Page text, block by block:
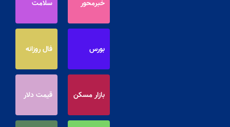
خبرمحور سلامت
بورس فال روزانه
بازار مسکن قیمت دلار